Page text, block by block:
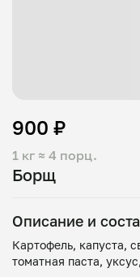
Борщ
1 кг ≈ 4 порц.
900 ₽
Описание и
Картофель, капуста,